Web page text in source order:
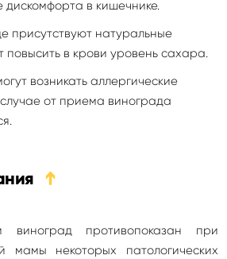
в кишечнике.
присутствуют натуральные
повысить в крови уровень сахара.
возникать аллергические
от приема винограда
➔
виноград противопоказан при
мамы некоторых патологических